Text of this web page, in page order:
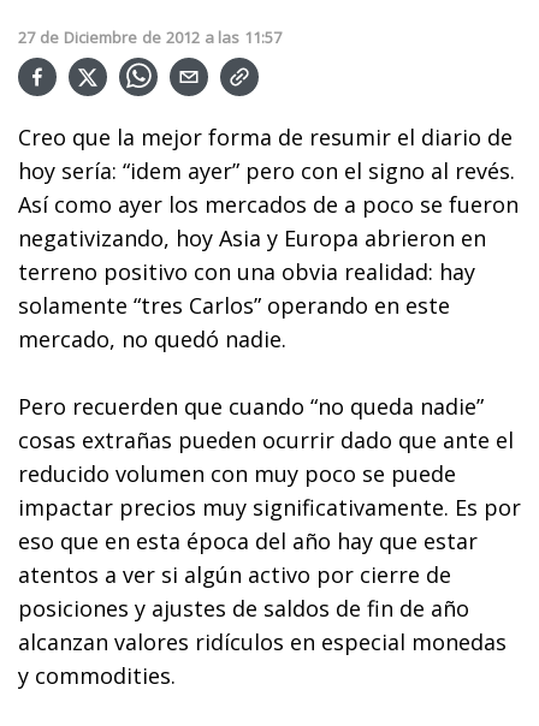
27 de Diciembre de 2012 a las 11:57
Creo que la mejor forma de resumir el diario de
hoy sería: “idem ayer” pero con el signo al revés.
Así como ayer los mercados de a poco se fueron
negativizando, hoy Asia y Europa abrieron en
terreno positivo con una obvia realidad: hay
solamente “tres Carlos” operando en este
mercado, no quedó nadie.
Pero recuerden que cuando “no queda nadie”
cosas extrañas pueden ocurrir dado que ante el
reducido volumen con muy poco se puede
impactar precios muy significativamente. Es por
eso que en esta época del año hay que estar
atentos a ver si algún activo por cierre de
posiciones y ajustes de saldos de fin de año
alcanzan valores ridículos en especial monedas
y commodities.